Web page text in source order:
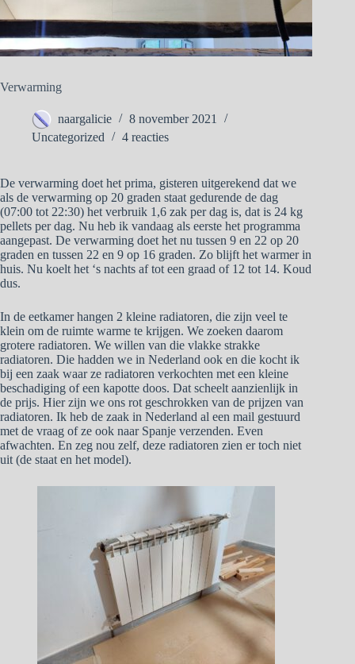
Verwarming
naargalicie
8 november 2021
Uncategorized
4 reacties
De verwarming doet het prima, gisteren uitgerekend dat we
als de verwarming op 20 graden staat gedurende de dag
(07:00 tot 22:30) het verbruik 1,6 zak per dag is, dat is 24 kg
pellets per dag. Nu heb ik vandaag als eerste het programma
aangepast. De verwarming doet het nu tussen 9 en 22 op 20
graden en tussen 22 en 9 op 16 graden. Zo blijft het warmer in
huis. Nu koelt het ‘s nachts af tot een graad of 12 tot 14. Koud
dus.
In de eetkamer hangen 2 kleine radiatoren, die zijn veel te
klein om de ruimte warme te krijgen. We zoeken daarom
grotere radiatoren. We willen van die vlakke strakke
radiatoren. Die hadden we in Nederland ook en die kocht ik
bij een zaak waar ze radiatoren verkochten met een kleine
beschadiging of een kapotte doos. Dat scheelt aanzienlijk in
de prijs. Hier zijn we ons rot geschrokken van de prijzen van
radiatoren. Ik heb de zaak in Nederland al een mail gestuurd
met de vraag of ze ook naar Spanje verzenden. Even
afwachten. En zeg nou zelf, deze radiatoren zien er toch niet
uit (de staat en het model).